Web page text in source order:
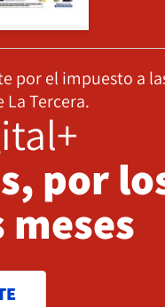
por el impuesto a
La Tercera.
por